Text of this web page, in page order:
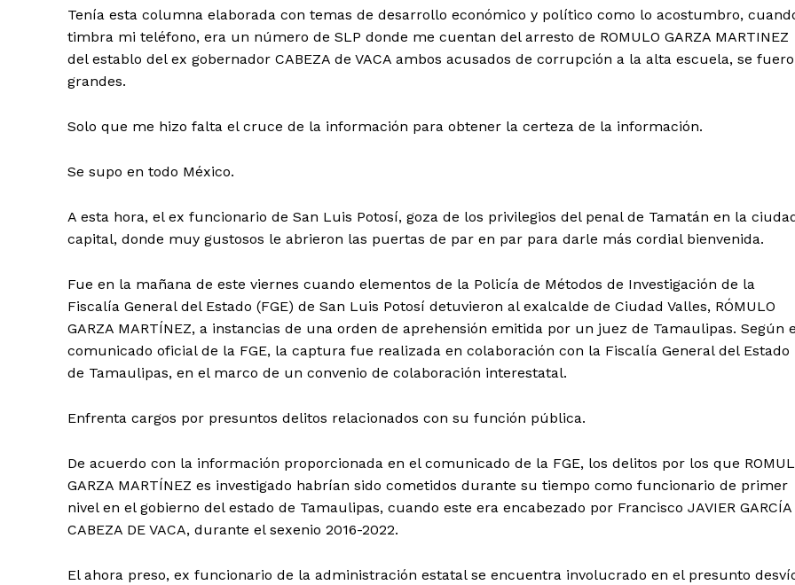
Tenía esta columna elaborada con temas de desarrollo económico y político como lo acostumbro,
timbra mi teléfono, era un número de SLP donde me cuentan del arresto de ROMULO GARZA MARTINEZ
del establo del ex gobernador CABEZA de VACA ambos acusados de corrupción a la alta escuela, se
grandes.
Solo que me hizo falta el cruce de la información para obtener la certeza de la información.
Se supo en todo México.
A esta hora, el ex funcionario de San Luis Potosí, goza de los privilegios del penal de Tamatán en la
capital, donde muy gustosos le abrieron las puertas de par en par para darle más cordial bienvenida.
Fue en la mañana de este viernes cuando elementos de la Policía de Métodos de Investigación de la
Fiscalía General del Estado (FGE) de San Luis Potosí detuvieron al exalcalde de Ciudad Valles, RÓMULO
GARZA MARTÍNEZ, a instancias de una orden de aprehensión emitida por un juez de Tamaulipas. Según
comunicado oficial de la FGE, la captura fue realizada en colaboración con la Fiscalía General del Estado
de Tamaulipas, en el marco de un convenio de colaboración interestatal.
Enfrenta cargos por presuntos delitos relacionados con su función pública.
De acuerdo con la información proporcionada en el comunicado de la FGE, los delitos por los que
GARZA MARTÍNEZ es investigado habrían sido cometidos durante su tiempo como funcionario de primer
nivel en el gobierno del estado de Tamaulipas, cuando este era encabezado por Francisco JAVIER GARCÍA
CABEZA DE VACA, durante el sexenio 2016-2022.
El ahora preso, ex funcionario de la administración estatal se encuentra involucrado en el presunto